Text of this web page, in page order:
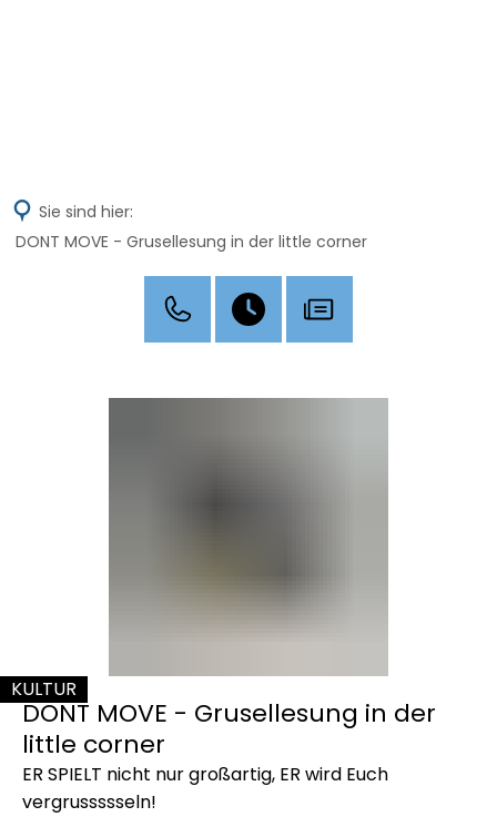
Sie sind hier:
DONT MOVE - Grusellesung in der little corner
little
corner
KULTUR
KATEGORIE: KULTUR
DONT MOVE - Grusellesung in der
little corner
ER SPIELT nicht nur großartig, ER wird Euch
vergrussssseln!